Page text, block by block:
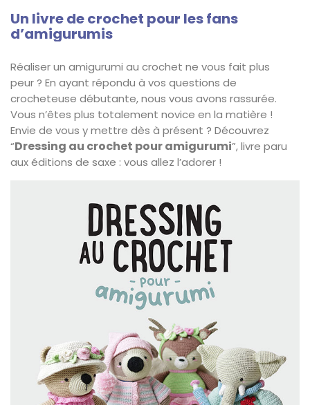
Un livre de crochet pour les fans
d’amigurumis
Réaliser un amigurumi au crochet ne vous fait plus
peur ? En ayant répondu à vos questions de
crocheteuse débutante, nous vous avons rassurée.
Vous n’êtes plus totalement novice en la matière !
Envie de vous y mettre dès à présent ? Découvrez
“Dressing au crochet pour amigurumi”, livre paru
aux éditions de saxe : vous allez l’adorer !